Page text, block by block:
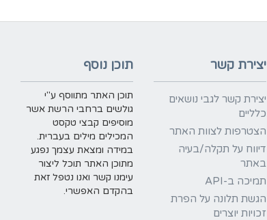
יצירת קשר
יצירת קשר לגבי נושאים
כלליים
הצטרפות לצוות האתר
דיווח על תקלה/בעיה
באתר
תמיכה ב-API
הגשת תלונה על הפרת
זכויות יוצרים
תוכן נוסף
תוכן האתר מתווסף ע"י
גולשים ברחבי הרשת אשר
מוסיפים קבצי טקסט
המכילים מילים בעברית.
במידה ומצאת עצמך נפגע
מתוכן האתר תוכל ליצור
עימנו קשר ואנו נטפל זאת
בהקדם האפשרי.